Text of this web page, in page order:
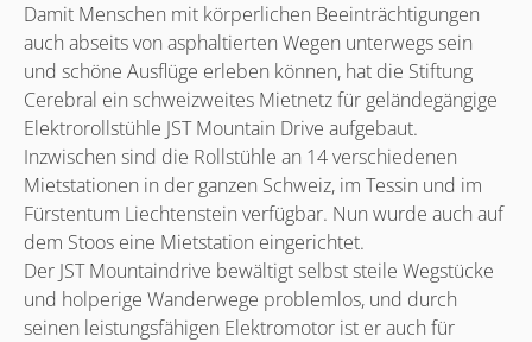
Damit Menschen mit körperlichen Beeinträchtigungen
auch abseits von asphaltierten Wegen unterwegs sein
und schöne Ausflüge erleben können, hat die Stiftung
Cerebral ein schweizweites Mietnetz für geländegängige
Elektrorollstühle JST Mountain Drive aufgebaut.
Inzwischen sind die Rollstühle an 14 verschiedenen
Mietstationen in der ganzen Schweiz, im Tessin und im
Fürstentum Liechtenstein verfügbar. Nun wurde auch auf
dem Stoos eine Mietstation eingerichtet.
Der JST Mountaindrive bewältigt selbst steile Wegstücke
und holperige Wanderwege problemlos, und durch
seinen leistungsfähigen Elektromotor ist er auch für